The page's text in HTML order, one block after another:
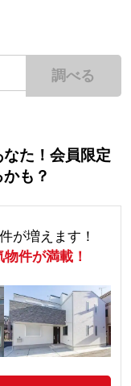
調べる
た！会員限定
も？
が増えます！
物件が満載！